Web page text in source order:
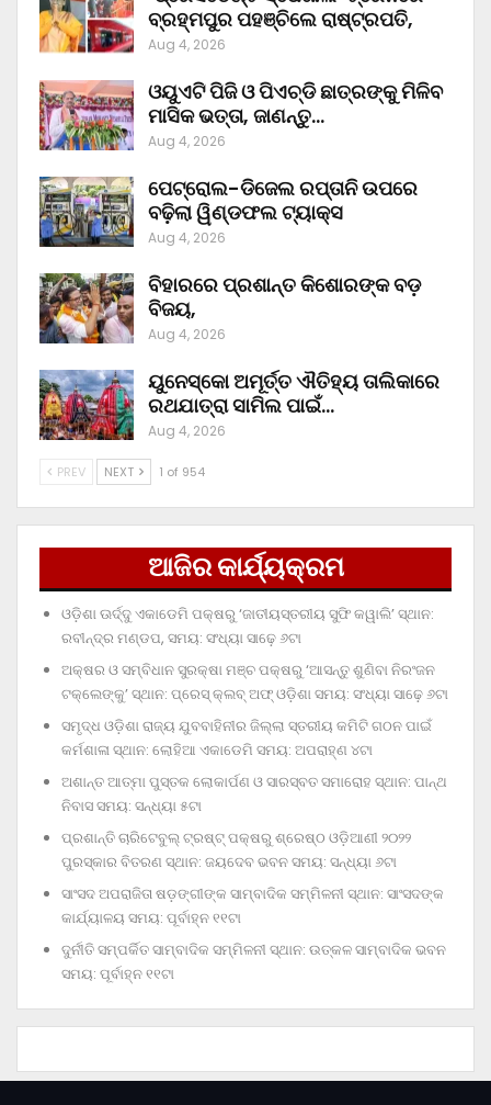
ବ୍ରହ୍ମପୁର ପହଞ୍ଚିଲେ ରାଷ୍ଟ୍ରପତି,
Aug 4, 2026
ଓୟୁଏଟି ପିଜି ଓ ପିଏଚ୍‌ଡି ଛାତ୍ରଙ୍କୁ ମିଳିବ
ମାସିକ ଭତ୍ତା, ଜାଣନ୍ତୁ…
Aug 4, 2026
ପେଟ୍ରୋଲ-ଡିଜେଲ ରପ୍ତାନି ଉପରେ
ବଢ଼ିଲା ୱିଣ୍ଡଫଲ ଟ୍ୟାକ୍ସ
Aug 4, 2026
ବିହାରରେ ପ୍ରଶାନ୍ତ କିଶୋରଙ୍କ ବଡ଼
ବିଜୟ,
Aug 4, 2026
ୟୁନେସ୍କୋ ଅମୂର୍ତ୍ତ ଐତିହ୍ୟ ତାଲିକାରେ
ରଥଯାତ୍ରା ସାମିଲ ପାଇଁ…
Aug 4, 2026
PREV NEXT 1 of 954
ଆଜିର କାର୍ଯ୍ୟକ୍ରମ
ଓଡ଼ିଶା ଊର୍ଦ୍ଦୁ ଏକାଡେମି ପକ୍ଷରୁ ‘ଜାତୀୟସ୍ତରୀୟ ସୁଫି କୱାଲି’ ସ୍ଥାନ:
ରବୀନ୍ଦ୍ର ମଣ୍ଡପ, ସମୟ: ସଂଧ୍ୟା ସାଢ଼େ ୬ଟା
ଅକ୍ଷର ଓ ସମ୍ବିଧାନ ସୁରକ୍ଷା ମଞ୍ଚ ପକ୍ଷରୁ ‘ଆସନ୍ତୁ ଶୁଣିବା ନିରଂଜନ
ଟକ୍‌ଲେଙ୍କୁ’ ସ୍ଥାନ: ପ୍ରେସ୍‌ କ୍ଲବ୍‌ ଅଫ୍‌ ଓଡ଼ିଶା ସମୟ: ସଂଧ୍ୟା ସାଢ଼େ ୬ଟା
ସମୃଦ୍ଧ ଓଡ଼ିଶା ରାଜ୍ୟ ଯୁବବାହିନୀର ଜିଲ୍ଲା ସ୍ତରୀୟ କମିଟି ଗଠନ ପାଇଁ
କର୍ମଶାଳା ସ୍ଥାନ: ଲୋହିଆ ଏକାଡେମି ସମୟ: ଅପରାହ୍‌ଣ ୪ଟା
ଅଶାନ୍ତ ଆତ୍ମା ପୁସ୍ତକ ଲୋକାର୍ପଣ ଓ ସାରସ୍ବତ ସମାରୋହ ସ୍ଥାନ: ପାନ୍ଥ
ନିବାସ ସମୟ: ସନ୍ଧ୍ୟା ୫ଟା
ପ୍ରଶାନ୍ତି ଚାରିଟେବୁଲ୍‌ ଟ୍ରଷ୍ଟ୍‌ ପକ୍ଷରୁ ଶ୍ରେଷ୍ଠ ଓଡ଼ିଆଣୀ ୨୦୨୨
ପୁରସ୍କାର ବିତରଣ ସ୍ଥାନ: ଜୟଦେବ ଭବନ ସମୟ: ସନ୍ଧ୍ୟା ୬ଟା
ସାଂସଦ ଅପରାଜିତା ଷଡ଼ଙ୍ଗୀଙ୍କ ସାମ୍ବାଦିକ ସମ୍ମିଳନୀ ସ୍ଥାନ: ସାଂସଦଙ୍କ
କାର୍ଯ୍ୟାଳୟ ସମୟ: ପୂର୍ବାହ୍ନ ୧୧ଟା
ଦୁର୍ନୀତି ସମ୍ପର୍କିତ ସାମ୍ବାଦିକ ସମ୍ମିଳନୀ ସ୍ଥାନ: ଉତ୍କଳ ସାମ୍ବାଦିକ ଭବନ
ସମୟ: ପୂର୍ବାହ୍ନ ୧୧ଟା